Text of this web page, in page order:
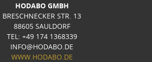
HODABO GMBH
BRESCHNECKER STR. 13
88605 SAULDORF
TEL: +49 174 1368339
INFO@HODABO.DE
WWW.HODABO.DE